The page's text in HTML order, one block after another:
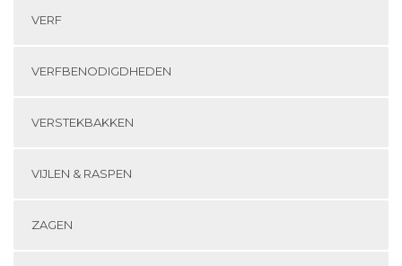
VERF
VERFBENODIGDHEDEN
VERSTEKBAKKEN
VIJLEN & RASPEN
ZAGEN